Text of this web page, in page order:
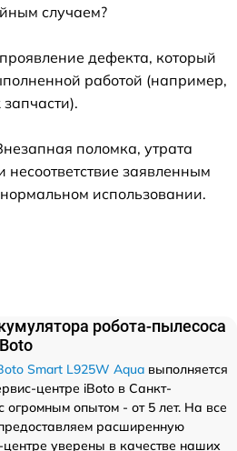
случаем?
дефекта, который
работой (например,
поломка, утрата
несоответствие заявленным
использовании.
робота-пылесоса
Smart L925W Aqua выполняется
центре iBoto в Санкт-
огромным опытом - от 5 лет. На все
расширенную
уверены в качестве наших